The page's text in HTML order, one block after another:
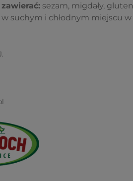
sezam, migdały,
suchym i chłodnym miejscu